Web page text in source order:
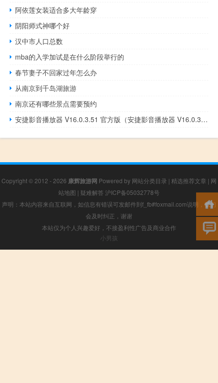
阿依莲女装适合多大年龄穿
阴阳师式神哪个好
汉中市人口总数
mba的入学加试是在什么阶段举行的
春节妻子不回家过年怎么办
从南京到千岛湖旅游
南京还有哪些景点需要预约
安捷影音播放器 V16.0.3.51 官方版（安捷影音播放器 V16.0.3.51 官方版功能简介）
Copyright © 2012 - 2026 康辉旅游网 Powered by 网站分类目录 | 精选推荐文章 | 网
站地图 | 疑难解答 沪ICP备05032778号
声明：本站内容来自互联网，如信息有错误可发邮件到f_fb#foxmail.com说明，我们
会及时纠正，谢谢
本站仅为个人兴趣爱好，不接盈利性广告及商业合作
小男孩